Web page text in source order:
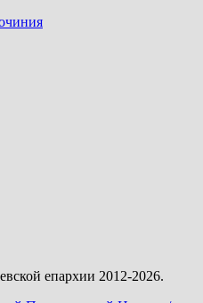
епархии 2012-2026.